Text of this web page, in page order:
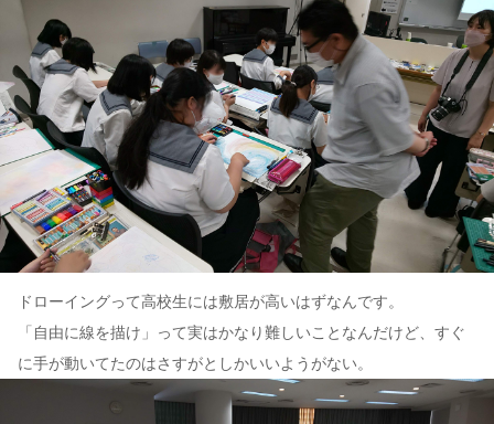
ドローイングって高校生には敷居が高いはずなんです。
「自由に線を描け」って実はかなり難しいことなんだけど、すぐ
に手が動いてたのはさすがとしかいいようがない。